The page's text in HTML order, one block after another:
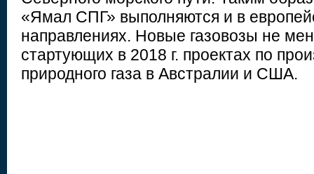
«Ямал СПГ» выполняются и в
направлениях. Новые газовозы не
стартующих в 2018 г. проектах по
природного газа в Австралии и США.